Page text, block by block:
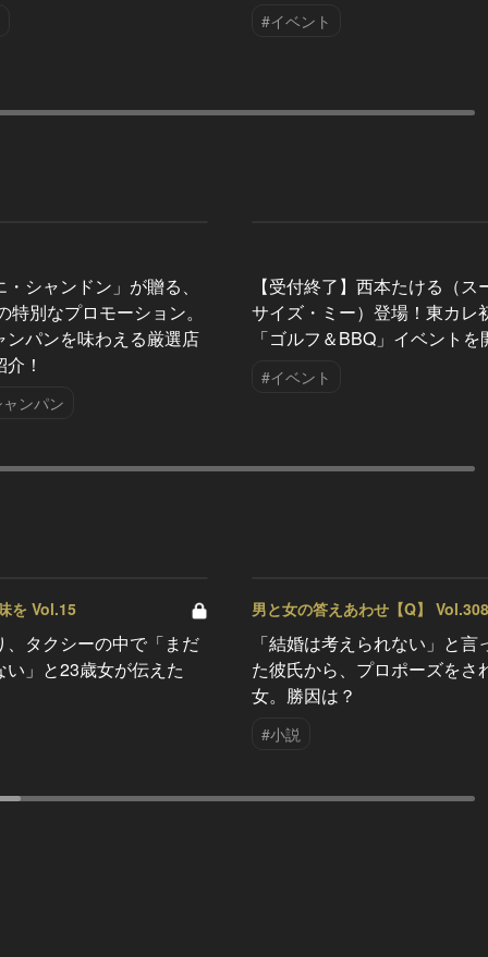
#イベント
シャンドン」が贈る、
特別なプロモーション。
ンパンを味わえる厳選店
！
ンパン
【受付終了】西本たける（ス
サイズ・ミー）登場！東カレ
「ゴルフ＆BBQ」イベントを
#イベント
を Vol.15
、タクシーの中で「まだ
い」と23歳女が伝えた
男と女の答えあわせ【Q】 Vol.308
「結婚は考えられない」と言
た彼氏から、プロポーズをさ
女。勝因は？
#小説